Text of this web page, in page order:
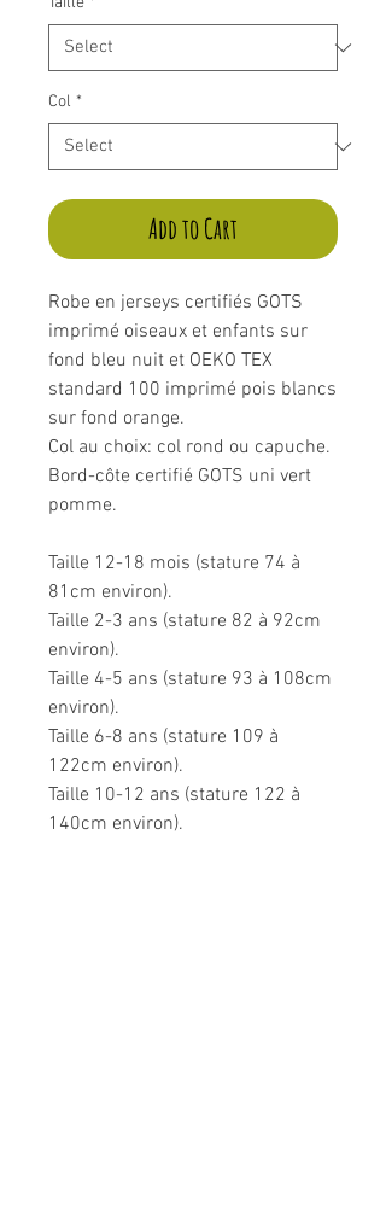
Col *
Add to Cart
Robe en jerseys certifiés GOTS
imprimé oiseaux et enfants sur
fond bleu nuit et OEKO TEX
standard 100 imprimé pois blancs
sur fond orange.
Col au choix: col rond ou capuche.
Bord-côte certifié GOTS uni vert
pomme.
Taille 12-18 mois (stature 74 à
81cm environ).
Taille 2-3 ans (stature 82 à 92cm
environ).
Taille 4-5 ans (stature 93 à 108cm
environ).
Taille 6-8 ans (stature 109 à
122cm environ).
Taille 10-12 ans (stature 122 à
140cm environ).